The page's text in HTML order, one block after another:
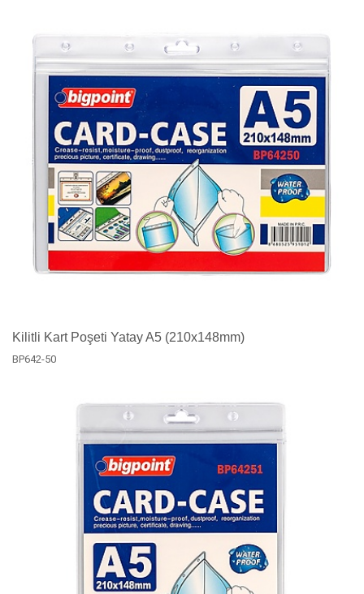
Kilitli Kart Poşeti Yatay A5 (210x148mm)
BP642-50